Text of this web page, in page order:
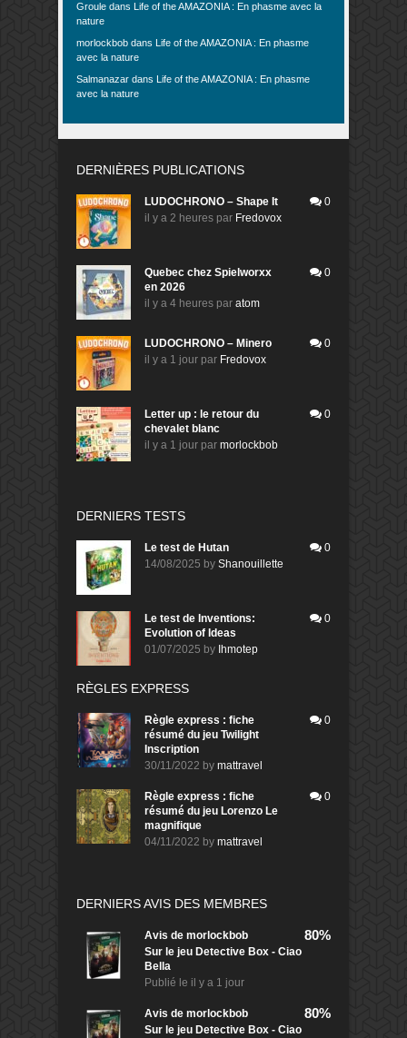
Groule dans Life of the AMAZONIA : En phasme avec la
nature
morlockbob dans Life of the AMAZONIA : En phasme
avec la nature
Salmanazar dans Life of the AMAZONIA : En phasme
avec la nature
DERNIÈRES PUBLICATIONS
LUDOCHRONO – Shape It
il y a 2 heures par Fredovox
0
Quebec chez Spielworxx
en 2026
il y a 4 heures par atom
0
LUDOCHRONO – Minero
il y a 1 jour par Fredovox
0
Letter up : le retour du
chevalet blanc
il y a 1 jour par morlockbob
0
DERNIERS TESTS
Le test de Hutan
14/08/2025 by Shanouillette
0
Le test de Inventions:
Evolution of Ideas
01/07/2025 by Ihmotep
0
RÈGLES EXPRESS
Règle express : fiche
résumé du jeu Twilight
Inscription
30/11/2022 by mattravel
0
Règle express : fiche
résumé du jeu Lorenzo Le
magnifique
04/11/2022 by mattravel
0
DERNIERS AVIS DES MEMBRES
Avis de morlockbob
Sur le jeu Detective Box - Ciao
Bella
Publié le il y a 1 jour
80%
Avis de morlockbob
Sur le jeu Detective Box - Ciao
80%